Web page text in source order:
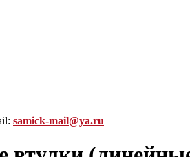
samick-mail@ya.ru